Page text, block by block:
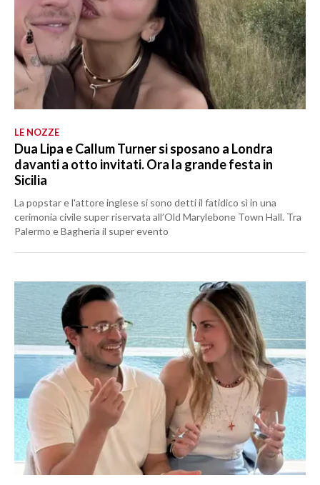
LE NOZZE
Dua Lipa e Callum Turner si sposano a Londra
davanti a otto invitati. Ora la grande festa in
Sicilia
La popstar e l'attore inglese si sono detti il fatidico sì in una
cerimonia civile super riservata all’Old Marylebone Town Hall. Tra
Palermo e Bagheria il super evento